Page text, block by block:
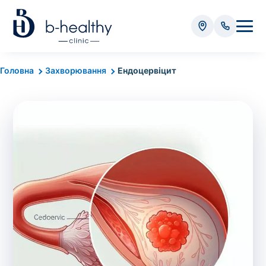
Головна Захворювання Ендоцервіцит
Аналізи
Всього: 0 грн
Попередній запис на дослідження не
потрібний. Виняток становлять мазки та